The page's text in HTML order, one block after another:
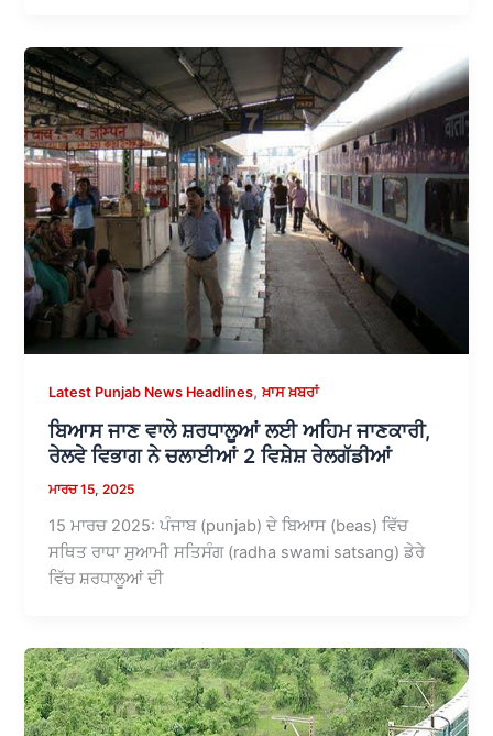
Latest Punjab News Headlines,ਖ਼ਾਸ ਖ਼ਬਰਾਂ
ਬਿਆਸ ਜਾਣ ਵਾਲੇ ਸ਼ਰਧਾਲੂਆਂ ਲਈ ਅਹਿਮ ਜਾਣਕਾਰੀ,
ਰੇਲਵੇ ਵਿਭਾਗ ਨੇ ਚਲਾਈਆਂ 2 ਵਿਸ਼ੇਸ਼ ਰੇਲਗੱਡੀਆਂ
ਮਾਰਚ 15, 2025
15 ਮਾਰਚ 2025: ਪੰਜਾਬ (punjab) ਦੇ ਬਿਆਸ (beas) ਵਿੱਚ
ਸਥਿਤ ਰਾਧਾ ਸੁਆਮੀ ਸਤਿਸੰਗ (radha swami satsang) ਡੇਰੇ
ਵਿੱਚ ਸ਼ਰਧਾਲੂਆਂ ਦੀ